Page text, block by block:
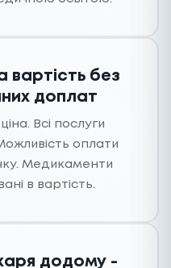
вартість без
доплат
Всі послуги
оплати
Медикаменти
в вартість.
додому -